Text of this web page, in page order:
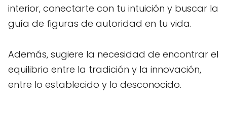
interior, conectarte con tu intuición y buscar la
guía de figuras de autoridad en tu vida.
Además, sugiere la necesidad de encontrar el
equilibrio entre la tradición y la innovación,
entre lo establecido y lo desconocido.